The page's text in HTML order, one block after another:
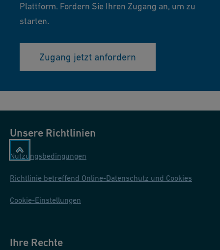
Plattform. Fordern Sie Ihren Zugang an, um zu
starten.
Zugang jetzt anfordern
Unsere Richtlinien
Nutzungsbedingungen
Richtlinie betreffend Online-Datenschutz und Cookies
Cookie-Einstellungen
Ihre Rechte